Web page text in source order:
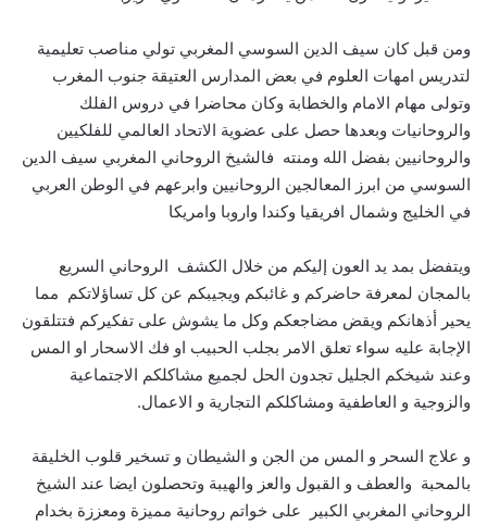
ومن قبل كان سيف الدين السوسي المغربي تولي مناصب تعليمية
لتدريس امهات العلوم في بعض المدارس العتيقة جنوب المغرب
وتولى مهام الامام والخطابة وكان محاضرا في دروس الفلك
والروحانيات وبعدها حصل على عضوية الاتحاد العالمي للفلكيين
والروحانيين بفضل الله ومنته فالشيخ الروحاني المغربي سيف الدين
السوسي من ابرز المعالجين الروحانيين وابرعهم في الوطن العربي
في الخليج وشمال افريقيا وكندا واروبا وامريكا
ويتفضل بمد يد العون إليكم من خلال الكشف الروحاني السريع
بالمجان لمعرفة حاضركم و غائبكم ويجيبكم عن كل تساؤلاتكم مما
يحير أذهانكم ويقض مضاجعكم وكل ما يشوش على تفكيركم فتتلقون
الإجابة عليه سواء تعلق الامر بجلب الحبيب او فك الاسحار او المس
وعند شيخكم الجليل تجدون الحل لجميع مشاكلكم الاجتماعية
والزوجية و العاطفية ومشاكلكم التجارية و الاعمال.
و علاج السحر و المس من الجن و الشيطان و تسخير قلوب الخليقة
بالمحبة والعطف و القبول والعز والهيبة وتحصلون ايضا عند الشيخ
الروحاني المغربي الكبير على خواتم روحانية مميزة ومعززة بخدام